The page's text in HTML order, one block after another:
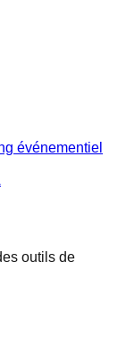
événementiel
outils de